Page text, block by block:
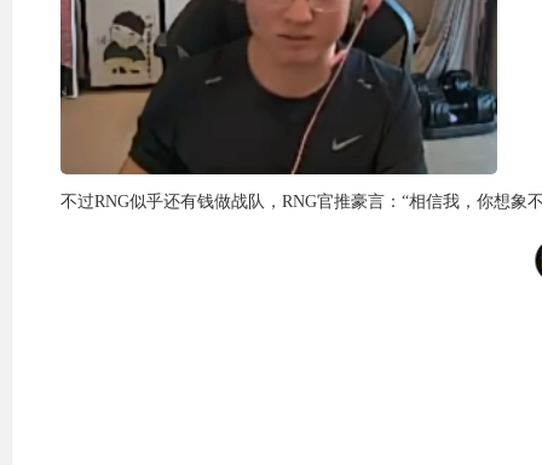
不过RNG似乎还有钱做战队，RNG官推豪言：“相信我，你想象